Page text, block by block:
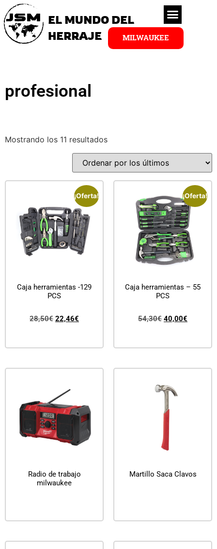
EL MUNDO DEL
HERRAJE
MILWAUKEE
profesional
Mostrando los 11 resultados
¡Oferta!
Caja herramientas -129
PCS
28,50€ 22,46€
¡Oferta!
Caja herramientas – 55
PCS
54,30€ 40,00€
Radio de trabajo
milwaukee
Martillo Saca Clavos